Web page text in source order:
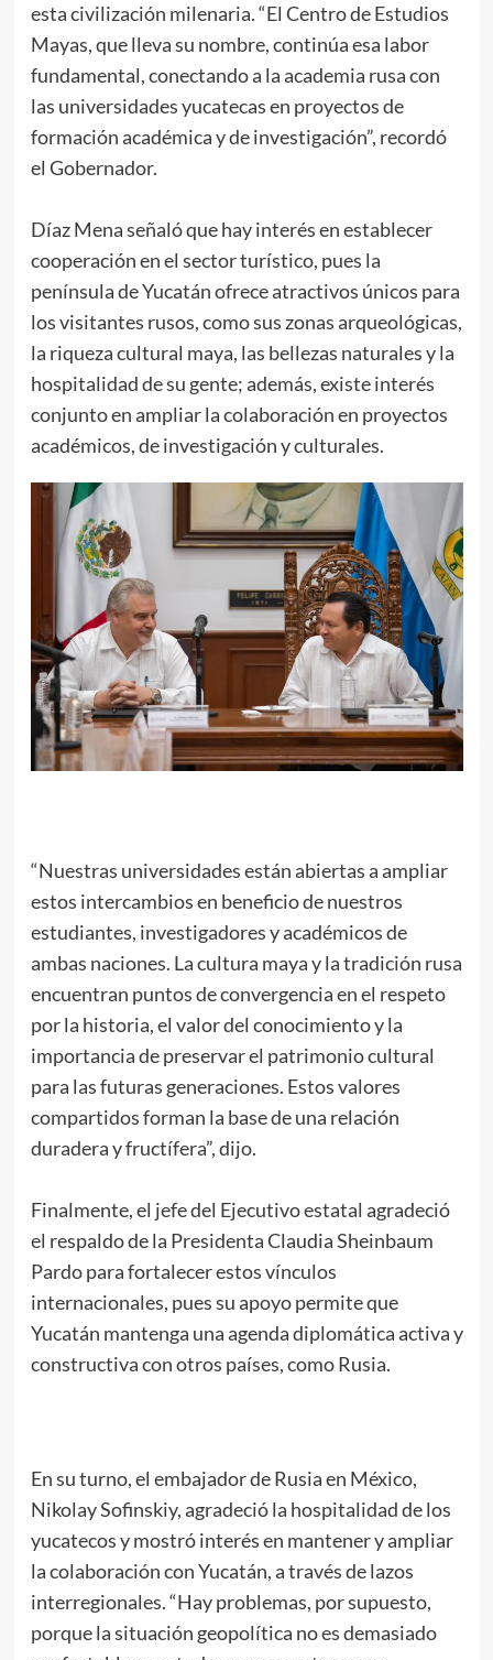
esta civilización milenaria. “El Centro de Estudios
Mayas, que lleva su nombre, continúa esa labor
fundamental, conectando a la academia rusa con
las universidades yucatecas en proyectos de
formación académica y de investigación”, recordó
el Gobernador.
Díaz Mena señaló que hay interés en establecer
cooperación en el sector turístico, pues la
península de Yucatán ofrece atractivos únicos para
los visitantes rusos, como sus zonas arqueológicas,
la riqueza cultural maya, las bellezas naturales y la
hospitalidad de su gente; además, existe interés
conjunto en ampliar la colaboración en proyectos
académicos, de investigación y culturales.
“Nuestras universidades están abiertas a ampliar
estos intercambios en beneficio de nuestros
estudiantes, investigadores y académicos de
ambas naciones. La cultura maya y la tradición rusa
encuentran puntos de convergencia en el respeto
por la historia, el valor del conocimiento y la
importancia de preservar el patrimonio cultural
para las futuras generaciones. Estos valores
compartidos forman la base de una relación
duradera y fructífera”, dijo.
Finalmente, el jefe del Ejecutivo estatal agradeció
el respaldo de la Presidenta Claudia Sheinbaum
Pardo para fortalecer estos vínculos
internacionales, pues su apoyo permite que
Yucatán mantenga una agenda diplomática activa y
constructiva con otros países, como Rusia.
En su turno, el embajador de Rusia en México,
Nikolay Sofinskiy, agradeció la hospitalidad de los
yucatecos y mostró interés en mantener y ampliar
la colaboración con Yucatán, a través de lazos
interregionales. “Hay problemas, por supuesto,
porque la situación geopolítica no es demasiado